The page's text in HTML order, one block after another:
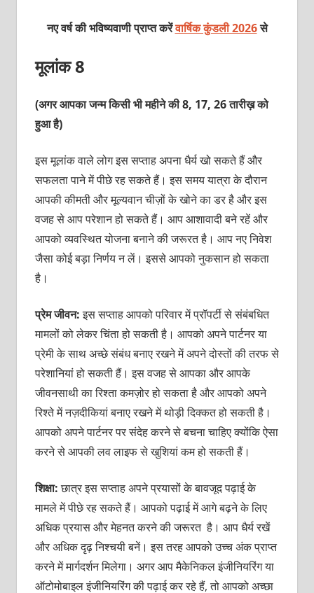
नए वर्ष की भविष्यवाणी प्राप्त करेंवार्षिक कुंडली 2026से
मूलांक 8
(अगर आपका जन्म किसी भी महीने की 8, 17, 26 तारीख़ को
हुआ है)
इस मूलांक वाले लोग इस सप्‍ताह अपना धैर्य खो सकते हैं और
सफलता पाने में पीछे रह सकते हैं। इस समय यात्रा के दौरान
आपकी कीमती और मूल्‍यवान चीज़ों के खोने का डर है और इस
वजह से आप परेशान हो सकते हैं। आप आशावादी बने रहें और
आपको व्‍यवस्थित योजना बनाने की जरूरत है। आप नए निवेश
जैसा कोई बड़ा निर्णय न लें। इससे आपको नुकसान हो सकता
है।
प्रेम जीवन:इस सप्‍ताह आपको परिवार में प्रॉपर्टी से संबंबधित
मामलों को लेकर चिंता हो सकती है। आपको अपने पार्टनर या
प्रेमी के साथ अच्‍छे संबंध बनाए रखने में अपने दोस्‍तों की तरफ से
परेशानियां हो सकती हैं। इस वजह से आपका और आपके
जीवनसाथी का रिश्‍ता कमज़ोर हो सकता है और आपको अपने
रिश्‍ते में नज़दीकियां बनाए रखने में थोड़ी दिक्‍कत हो सकती है।
आपको अपने पार्टनर पर संदेह करने से बचना चाहिए क्‍योंकि ऐसा
करने से आपकी लव लाइफ से खुशियां कम हो सकती हैं।
शिक्षा:छात्र इस सप्‍ताह अपने प्रयासों के बावजूद पढ़ाई के
मामले में पीछे रह सकते हैं। आपको पढ़ाई में आगे बढ़ने के लिए
अधिक प्रयास और मेहनत करने की जरूरत है। आप धैर्य रखें
और अधिक दृढ़ निश्‍चयी बनें। इस तरह आपको उच्‍च अंक प्राप्‍त
करने में मार्गदर्शन मिलेगा। अगर आप मैकेनिकल इंजीनियरिंग या
ऑटोमोबाइल इंजीनियरिंग की पढ़ाई कर रहे हैं, तो आपको अच्‍छा